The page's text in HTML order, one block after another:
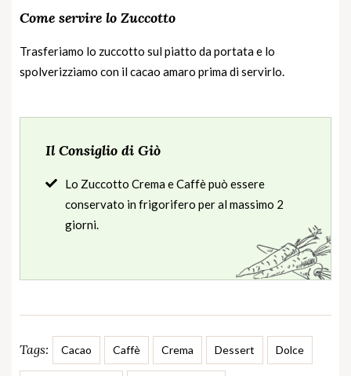
Come servire lo Zuccotto
Trasferiamo lo zuccotto sul piatto da portata e lo
spolverizziamo con il cacao amaro prima di servirlo.
Il Consiglio di Giò
Lo Zuccotto Crema e Caffè può essere
conservato in frigorifero per al massimo 2
giorni.
Tags: Cacao Caffè Crema Dessert Dolce